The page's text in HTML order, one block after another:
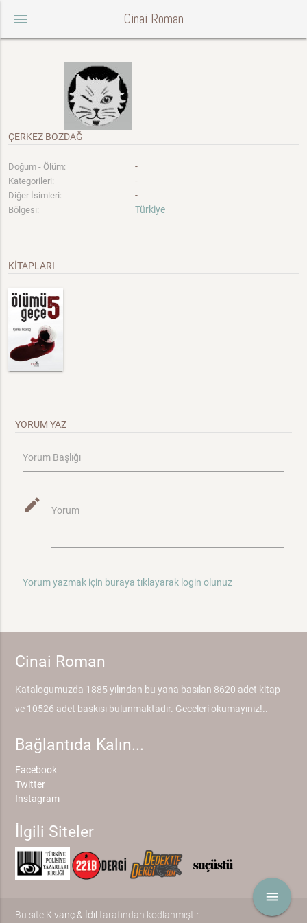
menu Cinai Roman
menu
ÇERKEZ BOZDAĞ
Doğum - Ölüm: -
Kategorileri: -
Diğer İsimleri: -
Bölgesi: Türkiye
KİTAPLARI
YORUM YAZ
Yorum Başlığı
mode_edit Yorum
Yorum yazmak için buraya tıklayarak login olunuz
Cinai Roman
Katalogumuzda 1885 yılından bu yana basılan 8620 adet kitap
ve 10526 adet baskısı bulunmaktadır. Geceleri okumayınız!..
Bağlantıda Kalın...
Facebook
Twitter
Instagram
İlgili Siteler
Bu site Kıvanç & İdil tarafından kodlanmıştır.